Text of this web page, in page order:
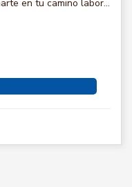
en tu camino labor...